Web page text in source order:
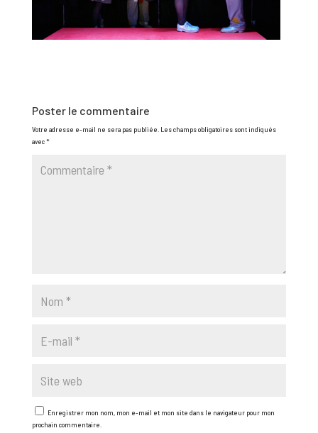
Poster le commentaire
Votre adresse e-mail ne sera pas publiée. Les champs obligatoires sont indiqués
avec*
Enregistrer mon nom, mon e-mail et mon site dans le navigateur pour mon
prochain commentaire.